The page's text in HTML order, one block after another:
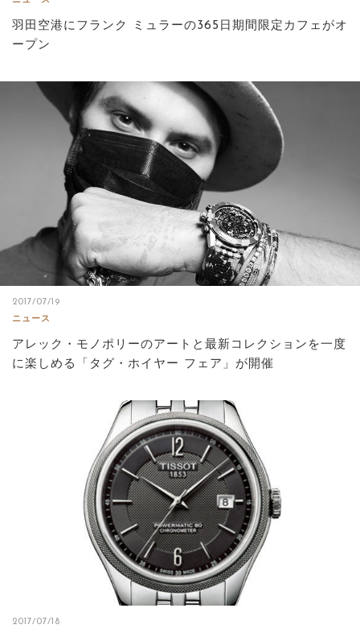
羽田空港にフランク ミュラーの365日期間限定カフェがオ
ープン
2017/07/19
ニュース
アレック・モノポリーのアートと最新コレクションを一度
に楽しめる「タグ・ホイヤー フェア」が開催
2017/07/18